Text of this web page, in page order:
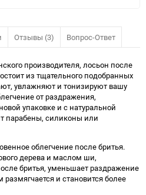
Отзывы (3) Вопрос-Ответ
производителя, лосьон после
из тщательного подобранных
увлажняют и тонизируют вашу
от раздражения,
упаковке и с натуральной
парабены, силиконы или
облегчение после бритья.
дерева и маслом ши,
бритья, уменьшает раздражение
и становится более